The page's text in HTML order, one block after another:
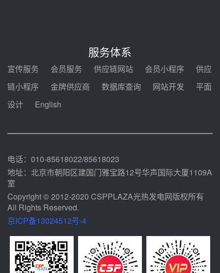
锅中标格尔木项目蒸汽发生系统
甘肃建投安装公司赴京洽谈，深化
瓜州、博州光热项目战略合作
发！明确推动光热发电规模化发展
服务体系
宣传服务 会员服务 供应链网站 会员小程序
供应
链小程序
金牌供应商 数据库查询 网站开发
平面
设计
English
电话：010-85618022/85618023
地址：北京市朝阳区建国门雅宝路12号华声国际大厦1109A
室
Copyright © 2012-2020 CSPPLAZA光热发电网版权所有
All Rights Reserved.
京ICP备13024512号-4